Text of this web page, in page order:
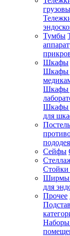
Тумбы
Шкафы
Шкафы
Шкафы
Шкафы
для
Сейфы
Ширмы
для
Прочее
Наборы